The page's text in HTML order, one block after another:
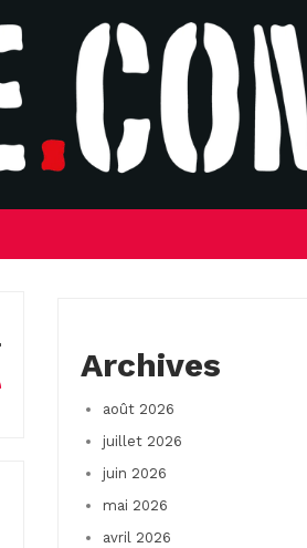
Archives
août 2026
juillet 2026
juin 2026
mai 2026
avril 2026